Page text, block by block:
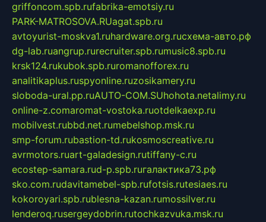
griffoncom.spb.rufabrika-emotsiy.ru
PARK-MATROSOVA.RUagat.spb.ru
avtoyurist-moskva1.ruhardware.org.ruсхема-авто.рф
dg-lab.ruangrup.rurecruiter.spb.rumusic8.spb.ru
krsk124.rukubok.spb.ruromanofforex.ru
analitikaplus.ruspyonline.ruzosikamery.ru
sloboda-ural.pp.ruAUTO-COM.SUhohota.netalimy.ru
online-z.comaromat-vostoka.ruotdelkaexp.ru
mobilvest.rubbd.net.rumebelshop.msk.ru
smp-forum.rubastion-td.rukosmoscreative.ru
avrmotors.ruart-galadesign.rutiffany-c.ru
ecostep-samara.rud-p.spb.ruгалактика73.рф
sko.com.rudavitamebel-spb.rufotsis.rutesiaes.ru
kokoroyari.spb.rublesna-kazan.rumossilver.ru
lenderoq.rusergeydobrin.rutochkazvuka.msk.ru